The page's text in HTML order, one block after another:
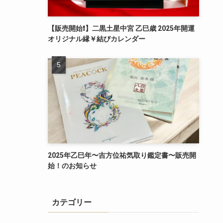
【販売開始❗️】二黒土星中宮 乙巳歳 2025年開運
オリジナル縁￥結びカレンダー
2025年乙巳年〜吉方位祐気取り鑑定書〜販売開
始！のお知らせ
カテゴリー